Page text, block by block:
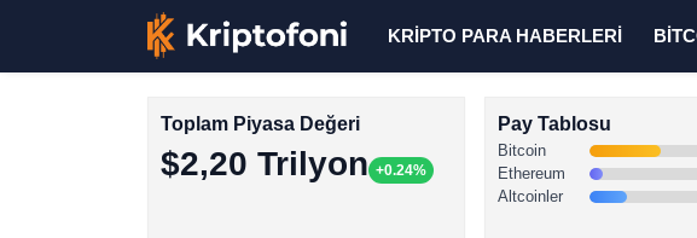
KRİPTO PARA HABERLERİ
Toplam Piyasa Değeri
$2,20 Trilyon +0.24%
Pay Tablosu
Bitcoin
Ethereum
Altcoinler